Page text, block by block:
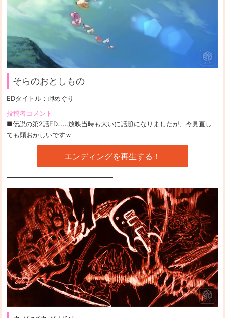
そらのおとしもの
EDタイトル：岬めぐり
投稿者コメント
■伝説の第2話ED……放映当時も大いに話題になりましたが、今見直し
ても頭おかしいですｗ
エンディングを再生する！